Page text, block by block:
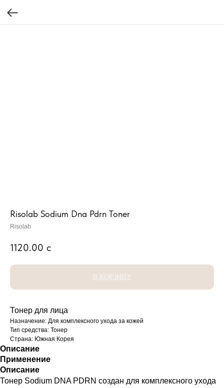
Risolab Sodium Dna Pdrn Toner
Risolab
1120.00 с
В КОРЗИНУ
Тонер для лица
Назначение: Для комплексного ухода за кожей
Тип средства: Тонер
Страна: Южная Корея
Описание
Применение
Описание
Тонер Sodium DNA PDRN создан для комплексного ухода